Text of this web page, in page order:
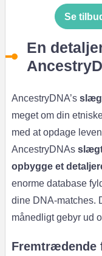
Se
En
AncestryDNA’s
meget om din
med at opdage
AncestryDNAs
opbygge et
enorme database
dine DNA-matches.
månedligt gebyr ud
Fremtrædende